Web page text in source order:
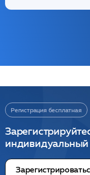
Регистрация бесплатная
индивидуальный